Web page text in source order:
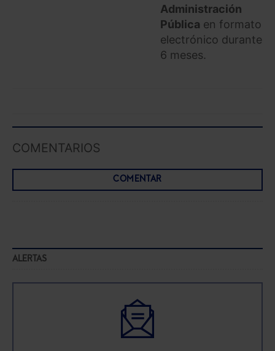
Administración
Pública en formato
electrónico durante
6 meses.
COMENTARIOS
COMENTAR
ALERTAS